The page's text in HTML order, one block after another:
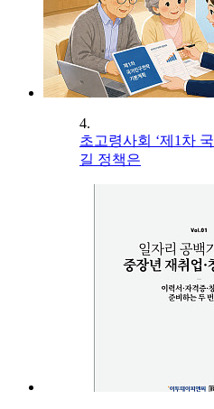
4.
초고령사회 ‘제1차
길 정책은